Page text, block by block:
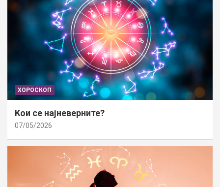
ХОРОСКОП
Кои се најневерните?
07/05/2026